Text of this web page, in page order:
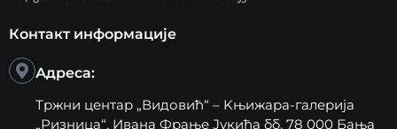
Контакт информације
Адреса:
Тржни центар „Видовић“ – Kњижара-галерија
„Ризница“, Ивана Фрање Јукића бб, 78 000 Бања